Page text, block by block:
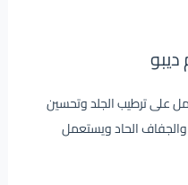
على ترطيب الجلد وتحسين
الحاد ويستعمل